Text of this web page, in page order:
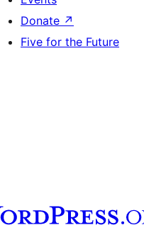
Donate ↗
Five for the Future